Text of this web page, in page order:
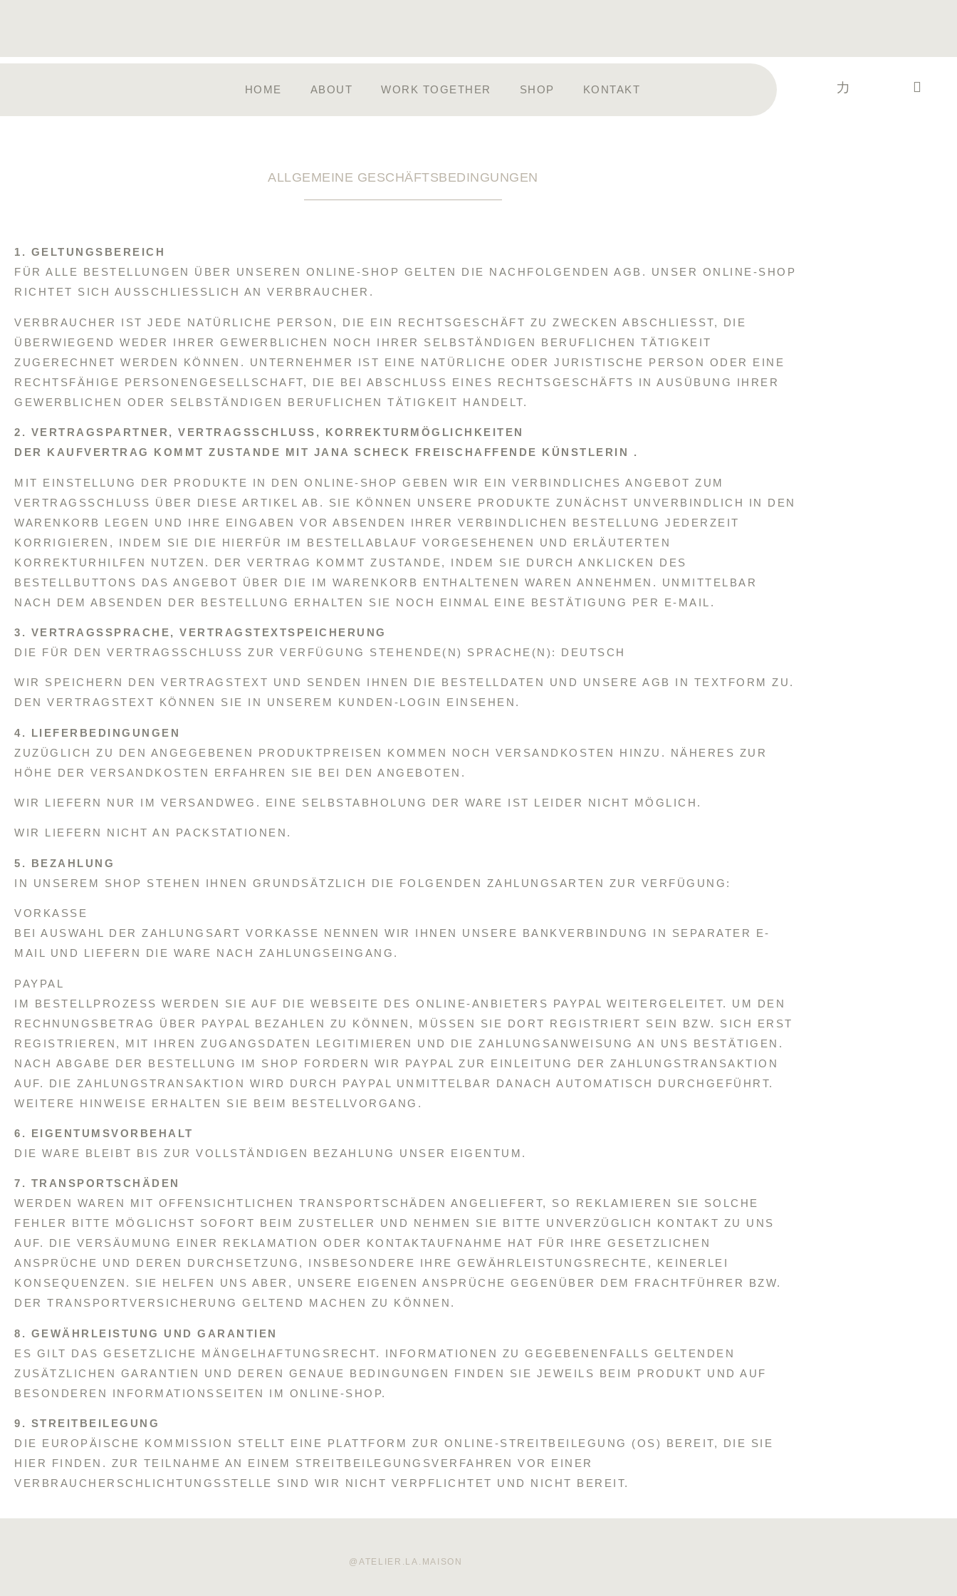
HOME ABOUT WORK TOGETHER SHOP KONTAKT
ALLGEMEINE GESCHÄFTSBEDINGUNGEN
1. GELTUNGSBEREICH
FÜR ALLE BESTELLUNGEN ÜBER UNSEREN ONLINE-SHOP GELTEN DIE NACHFOLGENDEN AGB. UNSER ONLINE-SHOP
RICHTET SICH AUSSCHLIESSLICH AN VERBRAUCHER.
VERBRAUCHER IST JEDE NATÜRLICHE PERSON, DIE EIN RECHTSGESCHÄFT ZU ZWECKEN ABSCHLIESST, DIE Ü
BERWIEGEND WEDER IHRER GEWERBLICHEN NOCH IHRER SELBSTÄNDIGEN BERUFLICHEN TÄTIGKEIT Z
UGERECHNET WERDEN KÖNNEN. UNTERNEHMER IST EINE NATÜRLICHE ODER JURISTISCHE PERSON ODER EINE R
ECHTSFÄHIGE PERSONENGESELLSCHAFT, DIE BEI ABSCHLUSS EINES RECHTSGESCHÄFTS IN AUSÜBUNG IHRER G
EWERBLICHEN ODER SELBSTÄNDIGEN BERUFLICHEN TÄTIGKEIT HANDELT.
2. VERTRAGSPARTNER, VERTRAGSSCHLUSS, KORREKTURMÖGLICHKEITEN
DER KAUFVERTRAG KOMMT ZUSTANDE MIT JANA SCHECK FREISCHAFFENDE KÜNSTLERIN .
MIT EINSTELLUNG DER PRODUKTE IN DEN ONLINE-SHOP GEBEN WIR EIN VERBINDLICHES ANGEBOT ZUM
VERTRAGSSCHLUSS ÜBER DIESE ARTIKEL AB. SIE KÖNNEN UNSERE PRODUKTE ZUNÄCHST UNVERBINDLICH IN DEN
WARENKORB LEGEN UND IHRE EINGABEN VOR ABSENDEN IHRER VERBINDLICHEN BESTELLUNG JEDERZEIT
KORRIGIEREN, INDEM SIE DIE HIERFÜR IM BESTELLABLAUF VORGESEHENEN UND ERLÄUTERTEN
KORREKTURHILFEN NUTZEN. DER VERTRAG KOMMT ZUSTANDE, INDEM SIE DURCH ANKLICKEN DES
BESTELLBUTTONS DAS ANGEBOT ÜBER DIE IM WARENKORB ENTHALTENEN WAREN ANNEHMEN. UNMITTELBAR
NACH DEM ABSENDEN DER BESTELLUNG ERHALTEN SIE NOCH EINMAL EINE BESTÄTIGUNG PER E-MAIL.
3. VERTRAGSSPRACHE, VERTRAGSTEXTSPEICHERUNG
DIE FÜR DEN VERTRAGSSCHLUSS ZUR VERFÜGUNG STEHENDE(N) SPRACHE(N): DEUTSCH
WIR SPEICHERN DEN VERTRAGSTEXT UND SENDEN IHNEN DIE BESTELLDATEN UND UNSERE AGB IN TEXTFORM ZU.
DEN VERTRAGSTEXT KÖNNEN SIE IN UNSEREM KUNDEN-LOGIN EINSEHEN.
4. LIEFERBEDINGUNGEN
ZUZÜGLICH ZU DEN ANGEGEBENEN PRODUKTPREISEN KOMMEN NOCH VERSANDKOSTEN HINZU. NÄHERES ZUR
HÖHE DER VERSANDKOSTEN ERFAHREN SIE BEI DEN ANGEBOTEN.
WIR LIEFERN NUR IM VERSANDWEG. EINE SELBSTABHOLUNG DER WARE IST LEIDER NICHT MÖGLICH.
WIR LIEFERN NICHT AN PACKSTATIONEN.
5. BEZAHLUNG
IN UNSEREM SHOP STEHEN IHNEN GRUNDSÄTZLICH DIE FOLGENDEN ZAHLUNGSARTEN ZUR VERFÜGUNG:
VORKASSE
BEI AUSWAHL DER ZAHLUNGSART VORKASSE NENNEN WIR IHNEN UNSERE BANKVERBINDUNG IN SEPARATER E-
MAIL UND LIEFERN DIE WARE NACH ZAHLUNGSEINGANG.
PAYPAL
IM BESTELLPROZESS WERDEN SIE AUF DIE WEBSEITE DES ONLINE-ANBIETERS PAYPAL WEITERGELEITET. UM DEN
RECHNUNGSBETRAG ÜBER PAYPAL BEZAHLEN ZU KÖNNEN, MÜSSEN SIE DORT REGISTRIERT SEIN BZW. SICH ERST
REGISTRIEREN, MIT IHREN ZUGANGSDATEN LEGITIMIEREN UND DIE ZAHLUNGSANWEISUNG AN UNS BESTÄTIGEN.
NACH ABGABE DER BESTELLUNG IM SHOP FORDERN WIR PAYPAL ZUR EINLEITUNG DER ZAHLUNGSTRANSAKTION
AUF. DIE ZAHLUNGSTRANSAKTION WIRD DURCH PAYPAL UNMITTELBAR DANACH AUTOMATISCH DURCHGEFÜHRT.
WEITERE HINWEISE ERHALTEN SIE BEIM BESTELLVORGANG.
6. EIGENTUMSVORBEHALT
DIE WARE BLEIBT BIS ZUR VOLLSTÄNDIGEN BEZAHLUNG UNSER EIGENTUM.
7. TRANSPORTSCHÄDEN
WERDEN WAREN MIT OFFENSICHTLICHEN TRANSPORTSCHÄDEN ANGELIEFERT, SO REKLAMIEREN SIE SOLCHE
FEHLER BITTE MÖGLICHST SOFORT BEIM ZUSTELLER UND NEHMEN SIE BITTE UNVERZÜGLICH KONTAKT ZU UNS
AUF. DIE VERSÄUMUNG EINER REKLAMATION ODER KONTAKTAUFNAHME HAT FÜR IHRE GESETZLICHEN
ANSPRÜCHE UND DEREN DURCHSETZUNG, INSBESONDERE IHRE GEWÄHRLEISTUNGSRECHTE, KEINERLEI
KONSEQUENZEN. SIE HELFEN UNS ABER, UNSERE EIGENEN ANSPRÜCHE GEGENÜBER DEM FRACHTFÜHRER BZW.
DER TRANSPORTVERSICHERUNG GELTEND MACHEN ZU KÖNNEN.
8. GEWÄHRLEISTUNG UND GARANTIEN
ES GILT DAS GESETZLICHE MÄNGELHAFTUNGSRECHT. INFORMATIONEN ZU GEGEBENENFALLS GELTENDEN
ZUSÄTZLICHEN GARANTIEN UND DEREN GENAUE BEDINGUNGEN FINDEN SIE JEWEILS BEIM PRODUKT UND AUF
BESONDEREN INFORMATIONSSEITEN IM ONLINE-SHOP.
9. STREITBEILEGUNG
DIE EUROPÄISCHE KOMMISSION STELLT EINE PLATTFORM ZUR ONLINE-STREITBEILEGUNG (OS) BEREIT, DIE SIE
HIER FINDEN. ZUR TEILNAHME AN EINEM STREITBEILEGUNGSVERFAHREN VOR EINER
VERBRAUCHERSCHLICHTUNGSSTELLE SIND WIR NICHT VERPFLICHTET UND NICHT BEREIT.
@ATELIER.LA.MAISON